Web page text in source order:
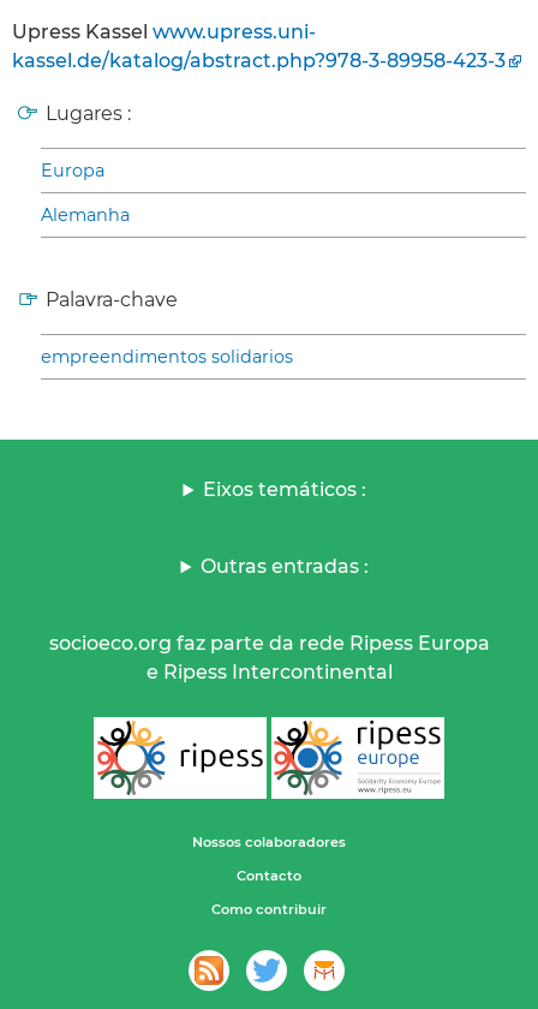
Upress Kassel www.upress.uni-
kassel.de/katalog/abstract.php?978-3-89958-423-3
Lugares :
Europa
Alemanha
Palavra-chave
empreendimentos solidarios
Eixos temáticos :
Outras entradas :
socioeco.org faz parte da rede Ripess Europa
e Ripess Intercontinental
Nossos colaboradores
Contacto
Como contribuir